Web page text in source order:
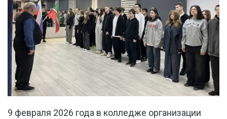
9 февраля 2026 года в колледже организации